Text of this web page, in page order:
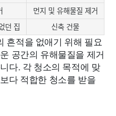
먼지 및 유해물질 제거
던 집 신축 건물
흔적을 없애기 위해 필요
공간의 유해물질을 제거
다. 각 청소의 목적에 맞
다 적합한 청소를 받을